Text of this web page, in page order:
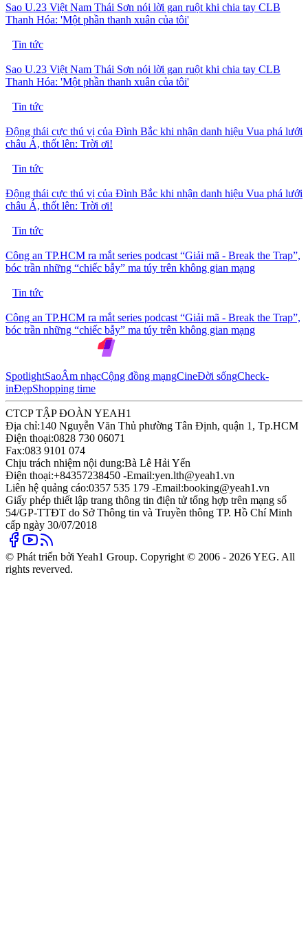
Sao U.23 Việt Nam Thái Sơn nói lời gan ruột khi chia tay CLB
Thanh Hóa: 'Một phần thanh xuân của tôi'
Tin tức
Sao U.23 Việt Nam Thái Sơn nói lời gan ruột khi chia tay CLB
Thanh Hóa: 'Một phần thanh xuân của tôi'
Tin tức
Động thái cực thú vị của Đình Bắc khi nhận danh hiệu Vua phá lưới
châu Á, thốt lên: Trời ơi!
Tin tức
Động thái cực thú vị của Đình Bắc khi nhận danh hiệu Vua phá lưới
châu Á, thốt lên: Trời ơi!
Tin tức
Công an TP.HCM ra mắt series podcast “Giải mã - Break the Trap”,
bóc trần những “chiếc bẫy” ma túy trên không gian mạng
Tin tức
Công an TP.HCM ra mắt series podcast “Giải mã - Break the Trap”,
bóc trần những “chiếc bẫy” ma túy trên không gian mạng
SpotlightSaoÂm nhạcCộng đồng mạngCineĐời sốngCheck-
inĐẹpShopping time
CTCP TẬP ĐOÀN YEAH1
Địa chỉ:140 Nguyễn Văn Thủ phường Tân Định, quận 1, Tp.HCM
Điện thoại:0828 730 06071
Fax:083 9101 074
Chịu trách nhiệm nội dung:Bà Lê Hải Yến
Điện thoại:+84357238450 -Email:yen.lth@yeah1.vn
Liên hệ quảng cáo:0357 535 179 -Email:booking@yeah1.vn
Giấy phép thiết lập trang thông tin điện tử tổng hợp trên mạng số
54/GP-TTĐT do Sở Thông tin và Truyền thông TP. Hồ Chí Minh
cấp ngày 30/07/2018
© Phát triển bởi Yeah1 Group. Copyright © 2006 - 2026 YEG. All
rights reverved.